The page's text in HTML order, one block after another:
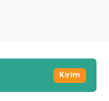
Kirim